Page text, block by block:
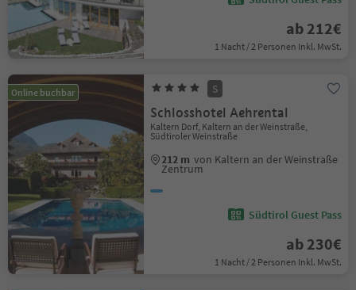
ab 212€
1 Nacht / 2 Personen Inkl. MwSt.
Online buchbar S
Schlosshotel Aehrental
Kaltern Dorf, Kaltern an der Weinstraße,
Südtiroler Weinstraße
212 m von Kaltern an der Weinstraße
Zentrum
Südtirol Guest Pass
ab 230€
1 Nacht / 2 Personen Inkl. MwSt.